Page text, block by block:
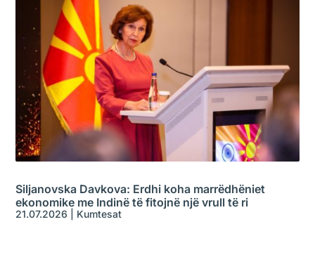
Siljanovska Davkova: Erdhi koha marrëdhëniet
ekonomike me Indinë të fitojnë një vrull të ri
21.07.2026 Kumtesat